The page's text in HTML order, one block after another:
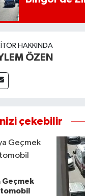
HAKKINDA
ÖZEN
çekebilir
Geçmek